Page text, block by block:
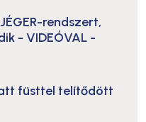
rendszert,
- VIDEÓVAL -
füsttel telítődött